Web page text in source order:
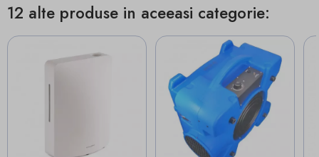
12 alte produse in aceeasi categorie: